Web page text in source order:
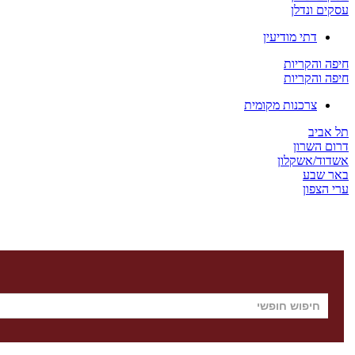
עסקים ונדלן
דתי מודיעין
חיפה והקריות
חיפה והקריות
צרכנות מקומית
תל אביב
דרום השרון
אשדוד/אשקלון
באר שבע
ערי הצפון